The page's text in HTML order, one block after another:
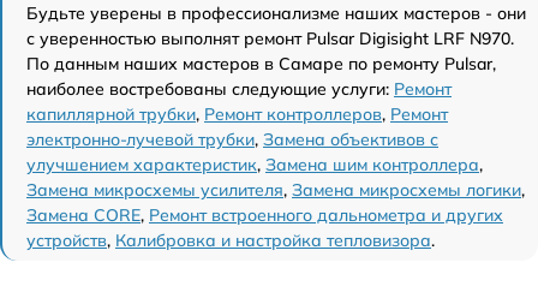
Будьте уверены в профессионализме наших мастеров - они
с уверенностью выполнят ремонт Pulsar Digisight LRF N970.
По данным наших мастеров в Самаре по ремонту Pulsar,
наиболее востребованы следующие услуги: Ремонт
капиллярной трубки, Ремонт контроллеров, Ремонт
электронно-лучевой трубки, Замена объективов с
улучшением характеристик, Замена шим контроллера,
Замена микросхемы усилителя, Замена микросхемы логики,
Замена CORE, Ремонт встроенного дальнометра и других
устройств, Калибровка и настройка тепловизора.